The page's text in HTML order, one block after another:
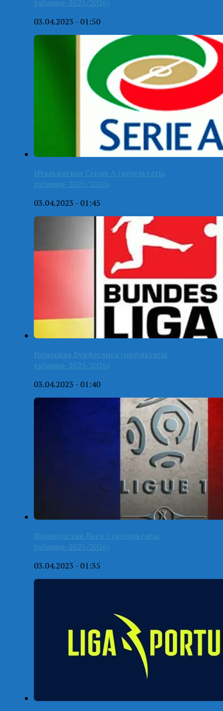
таблица-2025/2026)
03.04.2023 - 01:50
Итальянская Серия А (результаты,
таблица-2025/2026)
03.04.2023 - 01:45
Немецкая Бундеслига (результаты,
таблица-2025/2026)
03.04.2023 - 01:40
Французская Лига 1 (результаты,
таблица-2025/2026)
03.04.2023 - 01:35